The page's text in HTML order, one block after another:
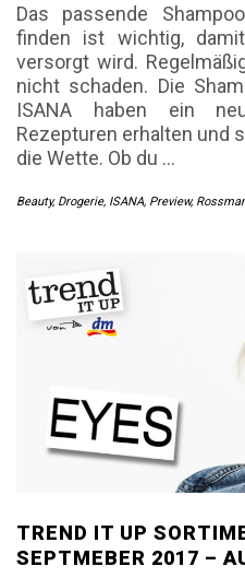
Das passende
finden ist wichtig,
versorgt wird.
nicht schaden. Die
ISANA haben ein
Rezepturen erhalten und
die Wette. Ob du …
Beauty, Drogerie, ISANA, Preview,
TREND IT UP
SEPTMEBER 2017 –